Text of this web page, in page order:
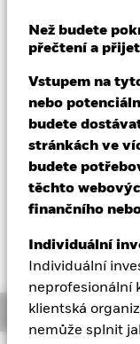
Než budete
přečtení a
Vstupem na
nebo
budete
stránkách ve
budete
těchto
finančního
Individuální
Individuální
neprofesionální
klientská
nemůže splnit
Czech Republic
Change location
BlackRock
iShares
Aladdin
NAV celkový výnos k
YTD: 1,35%
4,57%
Overview